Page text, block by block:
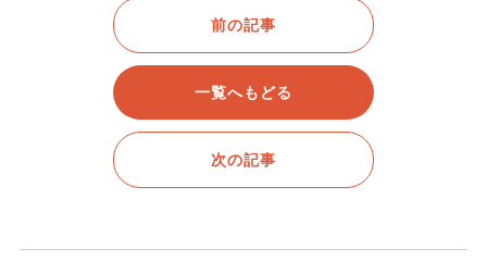
前の記事
一覧へもどる
次の記事